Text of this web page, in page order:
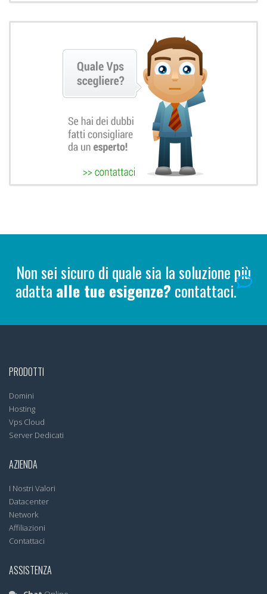
Non sei sicuro di quale sia la soluzione più
adatta alle tue esigenze? contattaci.
PRODOTTI
Domini
Hosting
Vps Cloud
Server Dedicati
AZIENDA
I Nostri Valori
Datacenter
Network
Affiliazioni
Contattaci
ASSISTENZA